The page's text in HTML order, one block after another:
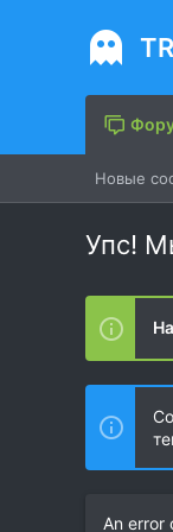
Новые
Упс!
An error